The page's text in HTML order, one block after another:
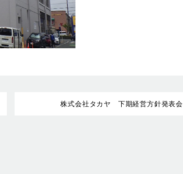
株式会社タカヤ 下期経営方針発表会